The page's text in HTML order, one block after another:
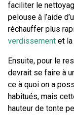
faciliter le
pelouse à l’aide
réchauffer plus
verdissement et
Ensuite, pour le
devrait se faire à
ce à quoi on a
habitués, mais
hauteur de tonte